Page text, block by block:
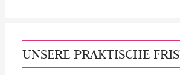
UNSERE PRAKTISCHE